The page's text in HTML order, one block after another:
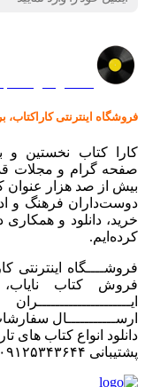
فروشگاه اینترنتی کاراکتاب،
کارا کتاب نخستین و
صفحه گرام و مجلات
بیش از صد هزار عنوان
خرید، دانلود و
کرده‌ایم.
فروشــــگاه اینترنتی
فروش کتاب
ایـــــــــــــــــــــران
ارســـــــــــال
دانلود انواع کتاب های
پشتیبانی ۰۹۱۲۵۳۴۳۶۴۴